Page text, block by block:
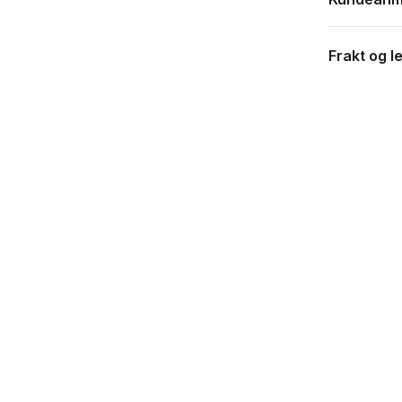
Frakt og